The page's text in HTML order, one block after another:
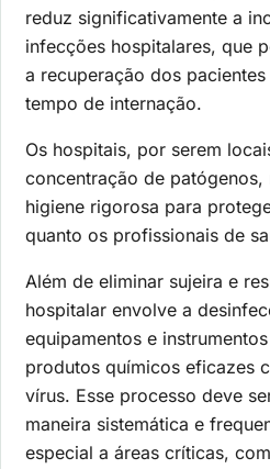
reduz significativamente a
infecções hospitalares, que
a recuperação dos
tempo de internação.
Os hospitais, por serem
concentração de patógenos,
higiene rigorosa para
quanto os profissionais de
Além de eliminar sujeira e
hospitalar envolve a
equipamentos e
produtos químicos eficazes
vírus. Esse processo deve
maneira sistemática e
especial a áreas críticas,